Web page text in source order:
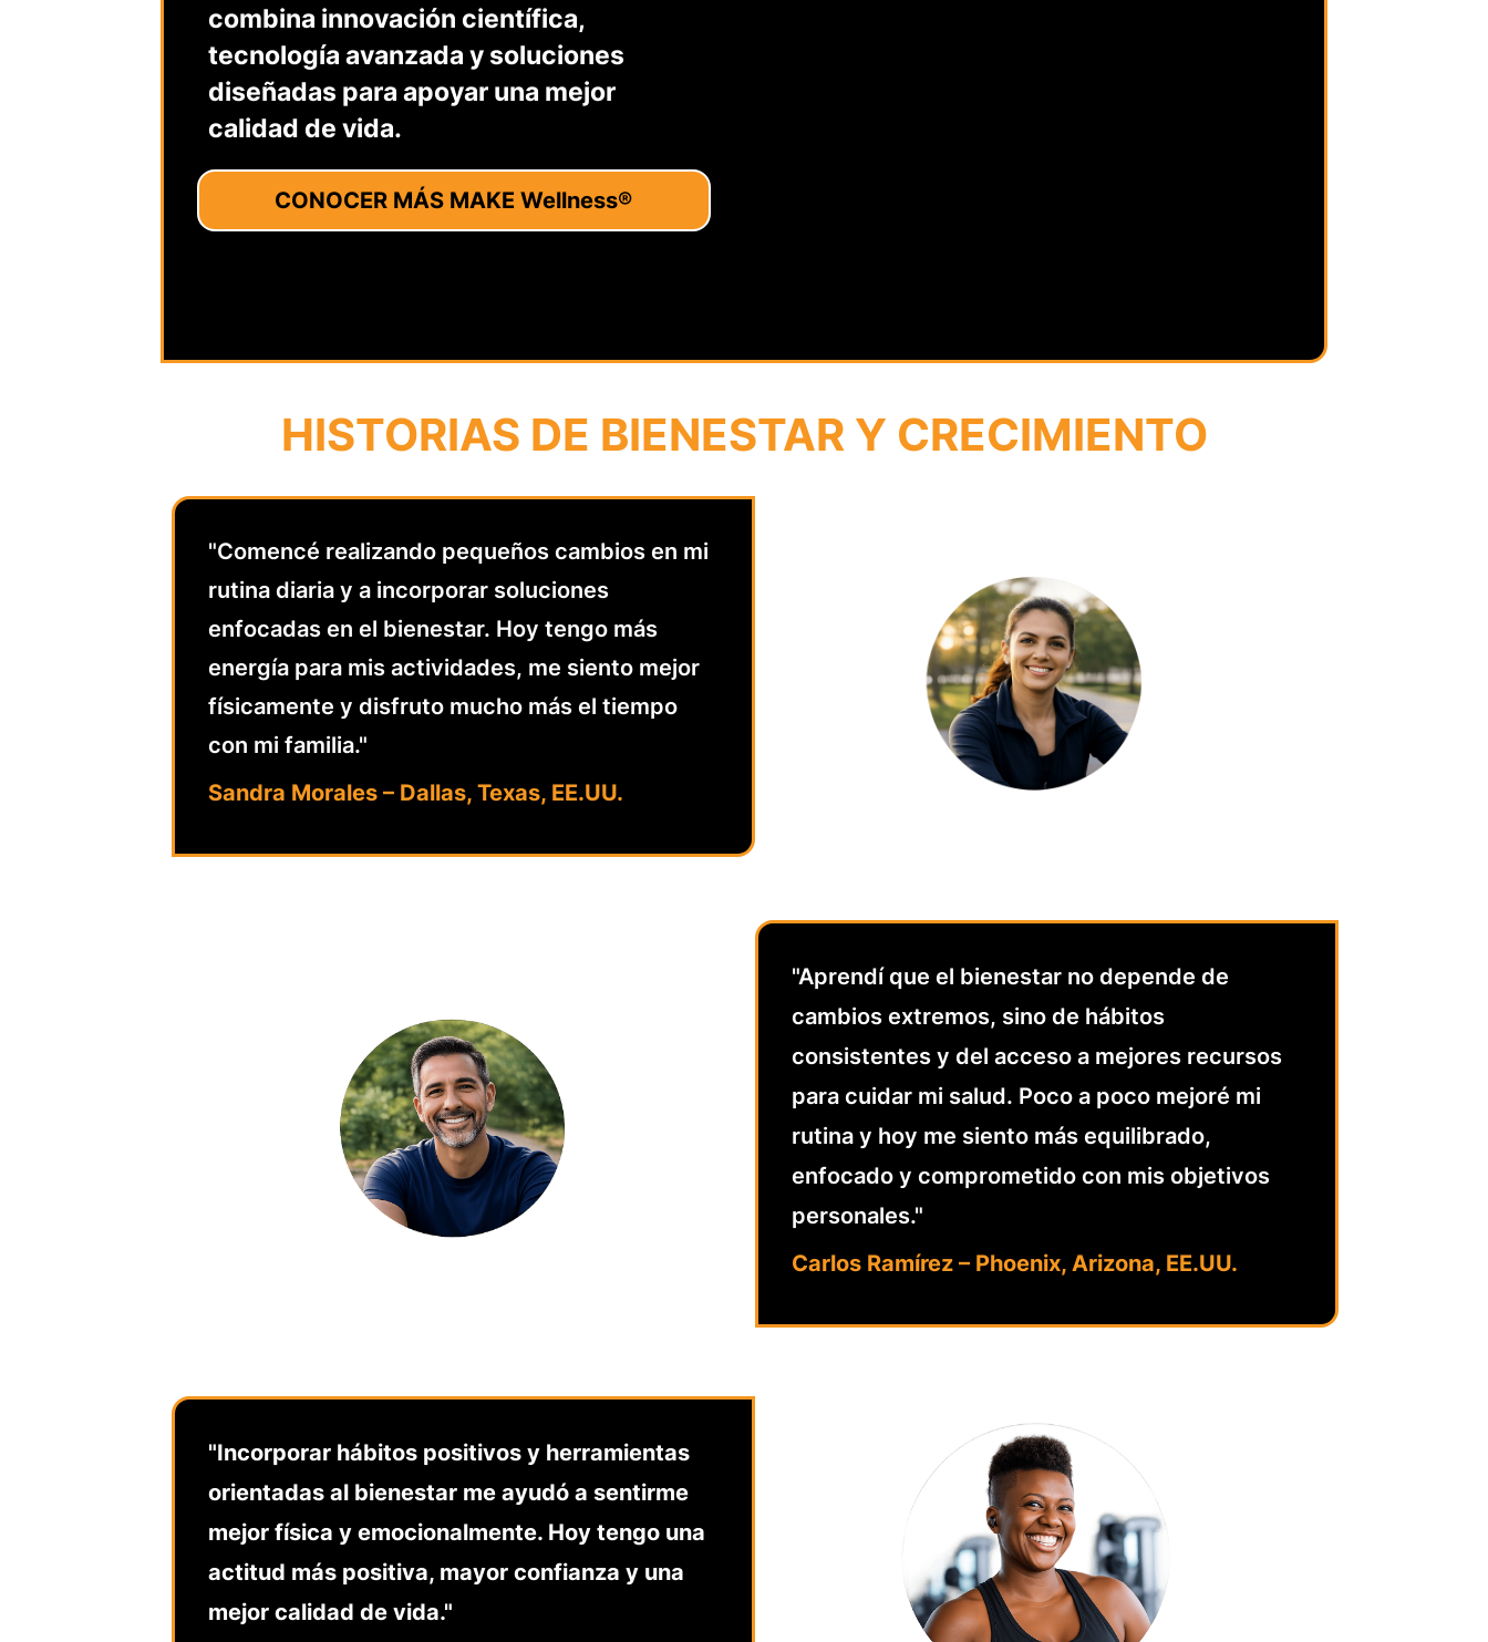
combina innovación científica,
tecnología avanzada y soluciones
diseñadas para apoyar una mejor
calidad de vida.
CONOCER MÁS MAKE Wellness®
HISTORIAS DE BIENESTAR Y CRECIMIENTO
"Comencé realizando pequeños cambios en mi
rutina diaria y a incorporar soluciones
enfocadas en el bienestar. Hoy tengo más
energía para mis actividades, me siento mejor
físicamente y disfruto mucho más el tiempo
con mi familia."
Sandra Morales – Dallas, Texas, EE.UU.
"Aprendí que el bienestar no depende de
cambios extremos, sino de hábitos
consistentes y del acceso a mejores recursos
para cuidar mi salud. Poco a poco mejoré mi
rutina y hoy me siento más equilibrado,
enfocado y comprometido con mis objetivos
personales."
Carlos Ramírez – Phoenix, Arizona, EE.UU.
"Incorporar hábitos positivos y herramientas
orientadas al bienestar me ayudó a sentirme
mejor física y emocionalmente. Hoy tengo una
actitud más positiva, mayor confianza y una
mejor calidad de vida."